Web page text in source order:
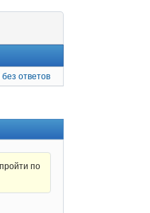
ответов
по